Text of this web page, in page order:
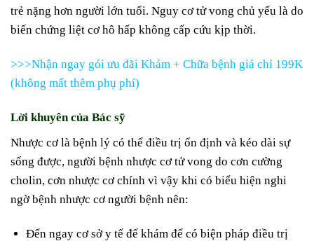
trẻ nặng hơn người lớn tuổi. Nguy cơ tử vong chủ yếu là do
biến chứng liệt cơ hô hấp không cấp cứu kịp thời.
>>>Nhận ngay gói ưu đãi Khám + Chữa bệnh giá chỉ 199K
(không mất thêm phụ phí)
Lời khuyên của Bác sỹ
Nhược cơ là bệnh lý có thể điều trị ổn định và kéo dài sự
sống được, người bệnh nhược cơ tử vong do cơn cường
cholin, cơn nhược cơ chính vì vậy khi có biểu hiện nghi
ngờ bệnh nhược cơ người bệnh nên:
Đến ngay cơ sở y tế để khám để có biện pháp điều trị